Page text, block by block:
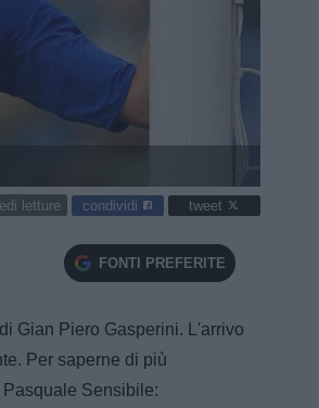
letture condividi tweet
FONTI PREFERITE
Gian Piero Gasperini. L'arrivo
Per saperne di più
Sensibile: